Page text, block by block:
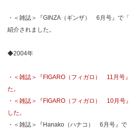
・＜雑誌＞『GINZA（ギンザ） 6月号』で「
紹介されました。
◆2004年
・＜雑誌＞『FIGARO（フィガロ） 11月号
た。
・＜雑誌＞『FIGARO（フィガロ） 10月号
した。
・＜雑誌＞『Hanako（ハナコ） 6月号』で